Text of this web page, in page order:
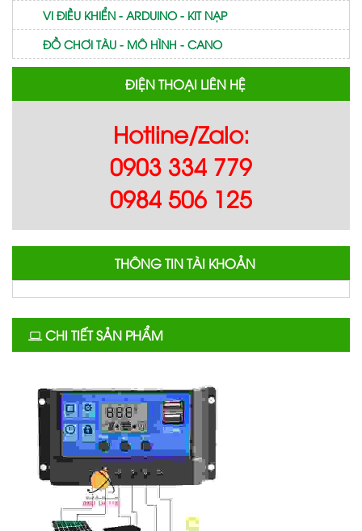
VI ĐIỀU KHIỂN - ARDUINO - KIT NẠP
ĐỒ CHƠI TÀU - MÔ HÌNH - CANO
ĐIỆN THOẠI LIÊN HỆ
Hotline/Zalo:
0903 334 779
0984 506 125
THÔNG TIN TÀI KHOẢN
CHI TIẾT SẢN PHẨM